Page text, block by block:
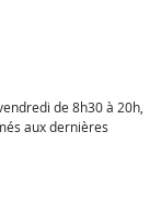
de 8h30 à 20h,
aux dernières